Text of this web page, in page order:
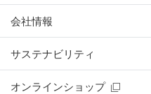
会社情報
サステナビリティ
オンラインショップ